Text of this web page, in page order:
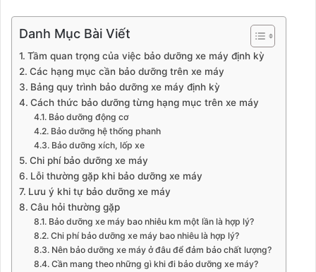
Danh Mục Bài Viết
Tầm quan trọng của việc bảo dưỡng xe máy định kỳ
Các hạng mục cần bảo dưỡng trên xe máy
Bảng quy trình bảo dưỡng xe máy định kỳ
Cách thức bảo dưỡng từng hạng mục trên xe máy
Bảo dưỡng động cơ
Bảo dưỡng hệ thống phanh
Bảo dưỡng xích, lốp xe
Chi phí bảo dưỡng xe máy
Lỗi thường gặp khi bảo dưỡng xe máy
Lưu ý khi tự bảo dưỡng xe máy
Câu hỏi thường gặp
Bảo dưỡng xe máy bao nhiêu km một lần là hợp lý?
Chi phí bảo dưỡng xe máy bao nhiêu là hợp lý?
Nên bảo dưỡng xe máy ở đâu để đảm bảo chất lượng?
Cần mang theo những gì khi đi bảo dưỡng xe máy?